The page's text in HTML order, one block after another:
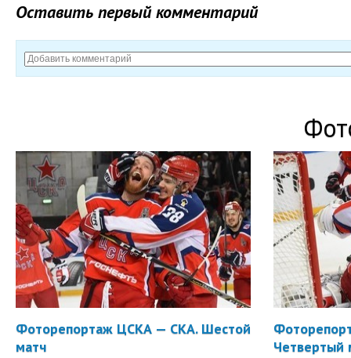
Оставить первый комментарий
Фоторепортаж ЦСКА — СКА. Шестой
матч
Четвертый